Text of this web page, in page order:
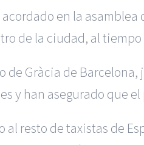
en la
de la ciudad, al
de Gràcia de
y han asegurado que
resto de taxistas de